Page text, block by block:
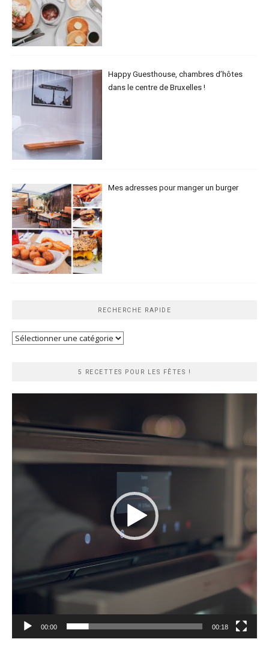
Happy Guesthouse, chambres d’hôtes
dans le centre de Bruxelles !
Mes adresses pour manger un burger
RECHERCHE RAPIDE
Recherche
5 RECETTES POUR LES FÊTES !
00:00 00:18